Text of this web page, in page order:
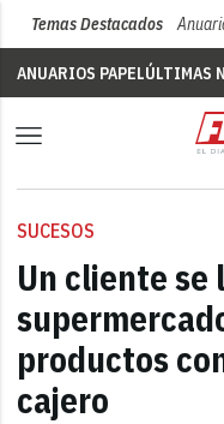
Temas Destacados
ANUARIOS PAPELÚLTIMAS
SUCESOS
Un cliente se
productos
cajero